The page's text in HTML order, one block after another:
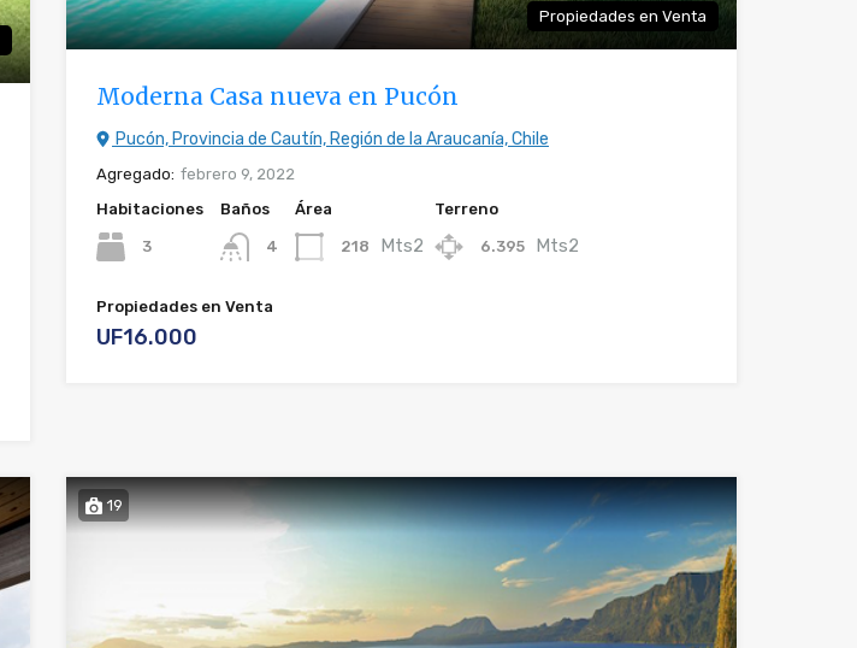
Propiedades en Venta
Moderna Casa nueva en Pucón
Pucón, Provincia de Cautín, Región de la Araucanía, Chile
Agregado: febrero 9, 2022
Habitaciones
3
Baños
4
Área
218 Mts2
Terreno
6.395 Mts2
Propiedades en Venta
UF16.000
19